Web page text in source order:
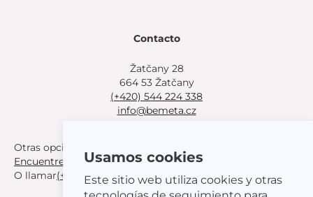
Contacto
Žatčany 28
664 53 Žatčany
(+420) 544 224 338
info@bemeta.cz
Otras opciones de compra:
Encuentre un distribuidor cerca de usted
O llamar(+420) 544 224 338.
Usamos cookies
Este sitio web utiliza cookies y otras